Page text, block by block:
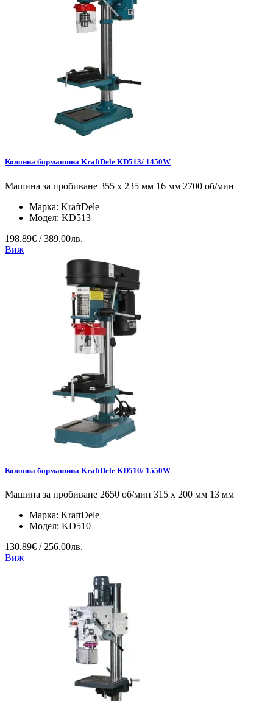
Колонна бормашина KraftDele KD513/ 1450W
Машина за пробиване 355 x 235 мм 16 мм 2700 об/мин
Марка: KraftDele
Модел: KD513
198.89€ / 389.00лв.
Виж
Колонна бормашина KraftDele KD510/ 1550W
Машина за пробиване 2650 об/мин 315 x 200 мм 13 мм
Марка: KraftDele
Модел: KD510
130.89€ / 256.00лв.
Виж